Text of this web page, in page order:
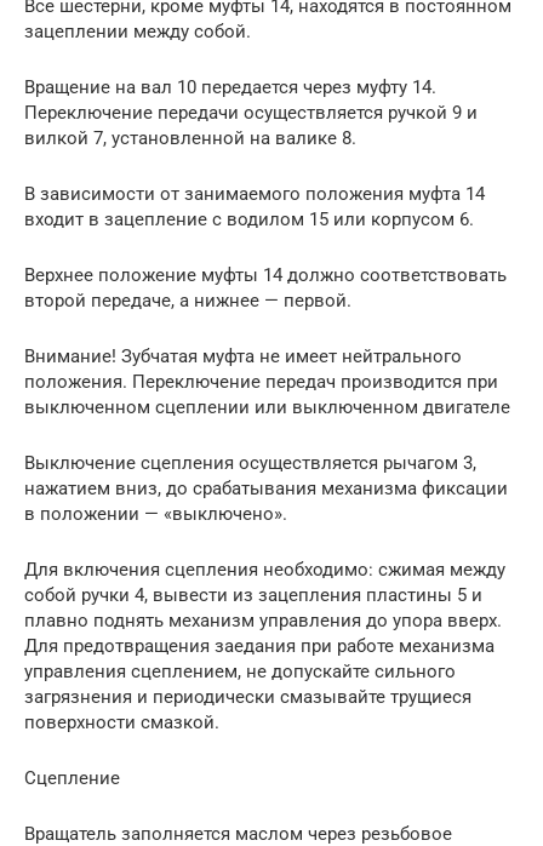
Все шестерни, кроме муфты 14, находятся в постоянном
зацеплении между собой.
Вращение на вал 10 передается через муфту 14.
Переключение передачи осуществляется ручкой 9 и
вилкой 7, установленной на валике 8.
В зависимости от занимаемого положения муфта 14
входит в зацепление с водилом 15 или корпусом 6.
Верхнее положение муфты 14 должно соответствовать
второй передаче, а нижнее — первой.
Внимание! Зубчатая муфта не имеет нейтрального
положения. Переключение передач производится при
выключенном сцеплении или выключенном двигателе
Выключение сцепления осуществляется рычагом 3,
нажатием вниз, до срабатывания механизма фиксации
в положении — «выключено».
Для включения сцепления необходимо: сжимая между
собой ручки 4, вывести из зацепления пластины 5 и
плавно поднять механизм управления до упора вверх.
Для предотвращения заедания при работе механизма
управления сцеплением, не допускайте сильного
загрязнения и периодически смазывайте трущиеся
поверхности смазкой.
Сцепление
Вращатель заполняется маслом через резьбовое